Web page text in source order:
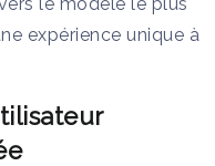
expérience unique à